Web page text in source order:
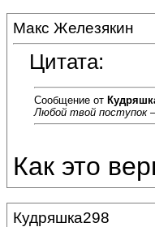
Макс Железякин
Цитата:
Сообщение от
Любой твой поступок
Как это
Кудряшка298